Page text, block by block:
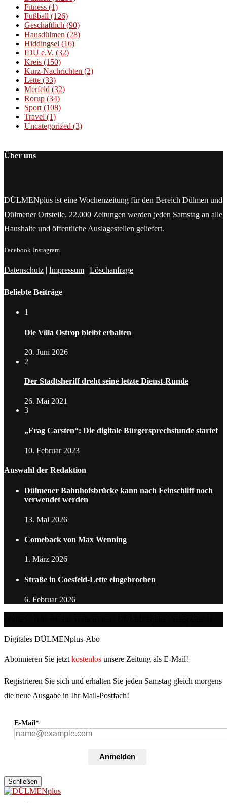
Fitness (1)
Fußball (126)
Geschäftlich (90)
Hausdülmen (28)
Hiddingsel (16)
IDU e.V. (32)
Kreis (150)
Kurz-Nachrichten (2)
Lette (33)
Merfeld (32)
Rorup (34)
Sport (108)
Travel (1)
Uncategorized (3)
Über uns
DÜLMENplus ist eine Wochenzeitung für den Bereich Dülmen und
Dülmener Ortsteile. 22.000 Zeitungen werden jeden Samstag an alle
Haushalte und öffentliche Auslagestellen geliefert.
Facebook Instagram
Datenschutz | Impressum | Löschanfrage
Beliebte Beiträge
1
Die Villa Ostrop bleibt erhalten
20. Juni 2026
2
Der Stadtsheriff dreht seine letzte Dienst-Runde
26. Mai 2021
3
„Frag Carsten“: Die digitale Bürgersprechstunde startet
10. Februar 2023
Auswahl der Redaktion
Dülmener Bahnhofsbrücke kann nach Feinschliff noch
verwendet werden
13. Mai 2026
Comeback von Max Wenning
1. März 2026
Straße in Coesfeld-Lette eingebrochen
6. Februar 2026
Digitales DÜLMENplus-Abo
Abonnieren Sie jetzt kostenlos unsere Zeitung als E-Mail!
Registrieren Sie sich und erhalten Sie jeden Samstag gleich morgens
die neue Ausgabe in Ihr Mail-Postfach!
E-Mail*
Anmelden
Schließen